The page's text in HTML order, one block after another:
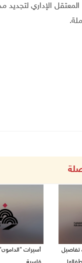
الإداري
تفاصيل
أسيرات